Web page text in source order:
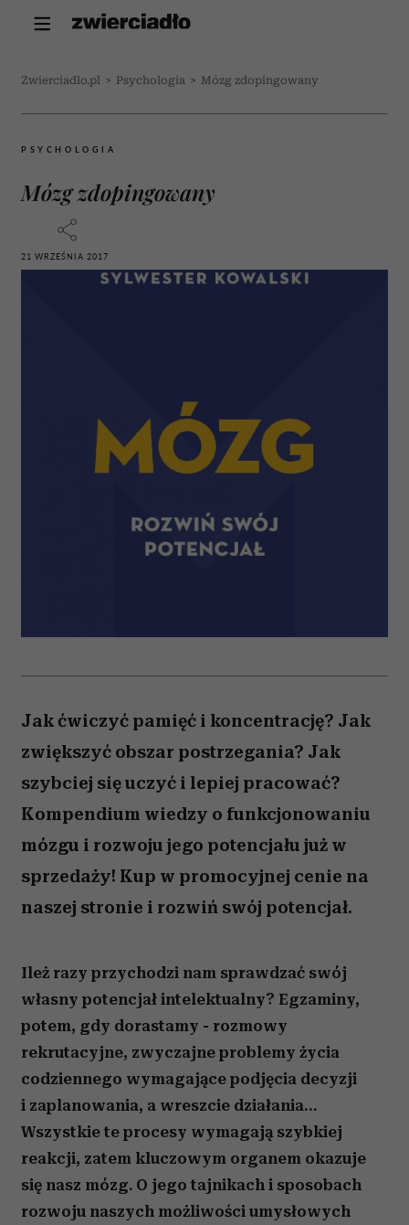
Zwierciadlo.pl > Psychologia > Mózg zdopingowany
PSYCHOLOGIA
Mózg zdopingowany
21 WRZEŚNIA 2017
Jak ćwiczyć pamięć i koncentrację? Jak
zwiększyć obszar postrzegania? Jak
szybciej się uczyć i lepiej pracować?
Kompendium wiedzy o funkcjonowaniu
mózgu i rozwoju jego potencjału już w
sprzedaży! Kup w promocyjnej cenie na
naszej stronie i rozwiń swój potencjał.
Ileż razy przychodzi nam sprawdzać swój
własny potencjał intelektualny? Egzaminy,
potem, gdy dorastamy - rozmowy
rekrutacyjne, zwyczajne problemy życia
codziennego wymagające podjęcia decyzji
i zaplanowania, a wreszcie działania…
Wszystkie te procesy wymagają szybkiej
reakcji, zatem kluczowym organem okazuje
się nasz mózg. O jego tajnikach i sposobach
rozwoju naszych możliwości umysłowych